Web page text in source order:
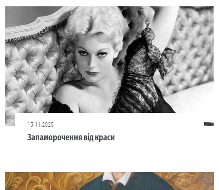
15.11.2025
Запаморочення від краси